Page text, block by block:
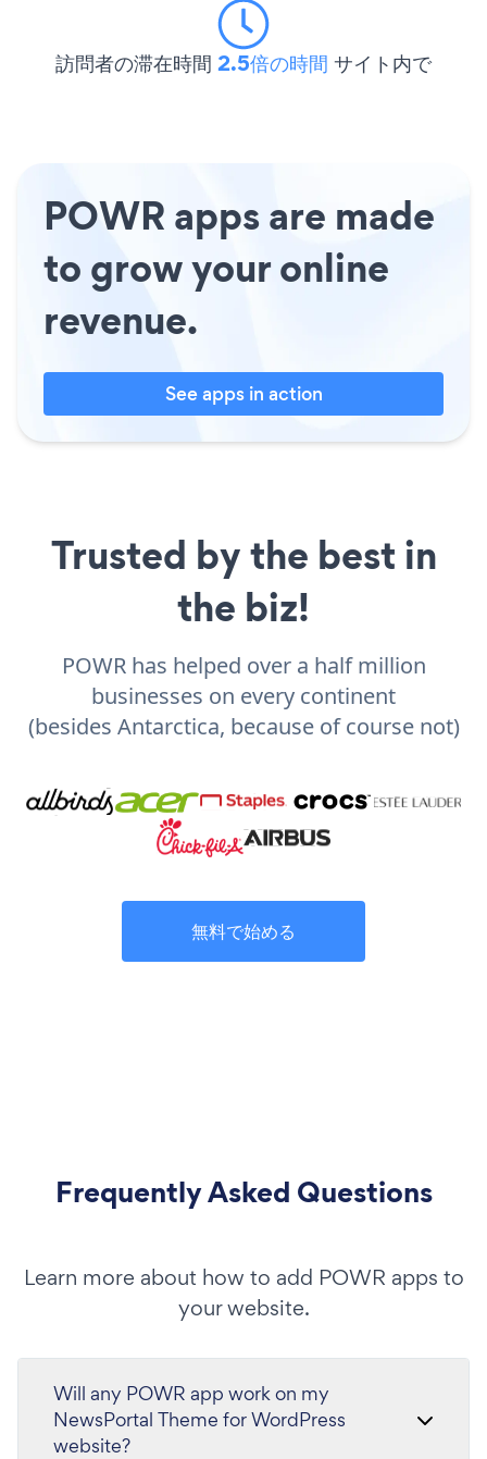
訪問者の滞在時間 2.5倍の時間 サイト内で
POWR apps are made
to grow your online
revenue.
See apps in action
Trusted by the best in
the biz!
POWR has helped over a half million
businesses on every continent
(besides Antarctica, because of course not)
無料で始める
Frequently Asked Questions
Learn more about how to add POWR apps to
your website.
Will any POWR app work on my
NewsPortal Theme for WordPress
website?